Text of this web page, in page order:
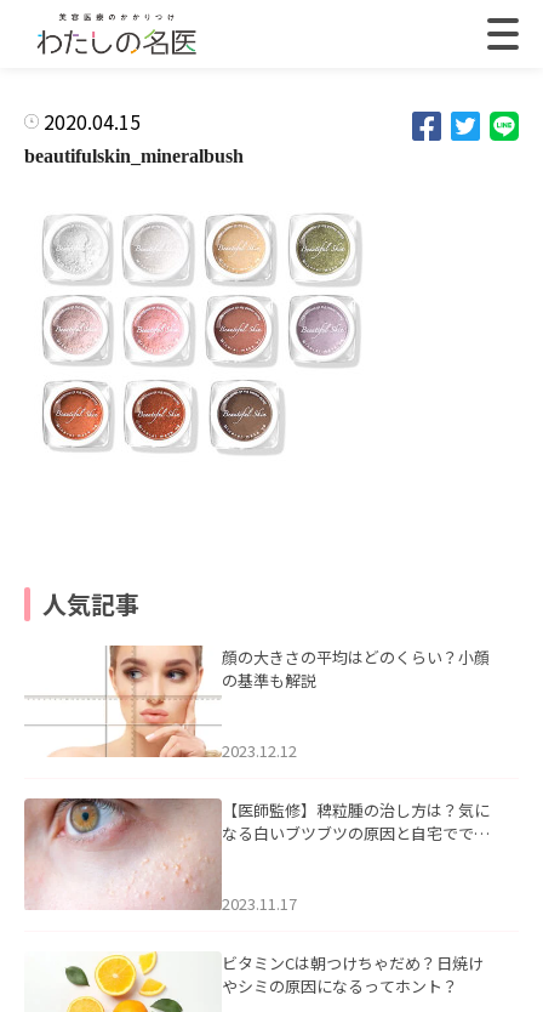
2020.04.15
beautifulskin_mineralbush
人気記事
顔の大きさの平均はどのくらい？小顔
の基準も解説
2023.12.12
【医師監修】稗粒腫の治し方は？気に
なる白いブツブツの原因と自宅ででき
2023.11.17
ビタミンCは朝つけちゃだめ？日焼け
やシミの原因になるってホント？